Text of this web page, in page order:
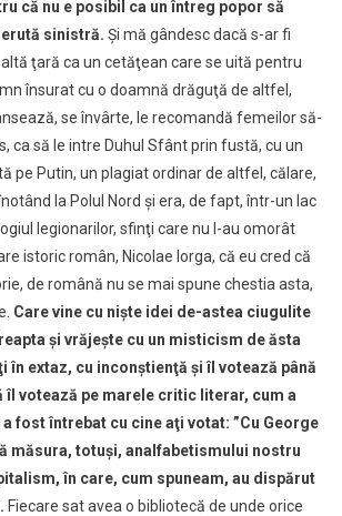
în
România
e
un
soi
de
revoluţie
a
prostiei
Ceauşescu
ar
candida,
ar
câştiga.
Lumea
are
această
că nu e posibil ca un întreg popor să
sinistră. Şi mă gândesc dacă s-ar fi
ţară ca un cetăţean care se uită pentru
însurat cu o doamnă drăguţă de altfel,
se învârte, le recomandă femeilor să-
ca să le intre Duhul Sfânt prin fustă, cu un
pe Putin, un plagiat ordinar de altfel, călare,
la Polul Nord şi era, de fapt, într-un lac
legionarilor, sfinţi care nu l-au omorât
istoric român, Nicolae Iorga, că eu cred că
de română nu se mai spune chestia asta,
Care vine cu nişte idei de-astea ciugulite
şi vrăjeşte cu un misticism de ăsta
în extaz, cu inconştienţă şi îl votează până
îl votează pe marele critic literar, cum a
fost întrebat cu cine aţi votat: ”Cu George
măsura, totuşi, analfabetismului nostru
în care, cum spuneam, au dispărut
Fiecare sat avea o bibliotecă de unde orice